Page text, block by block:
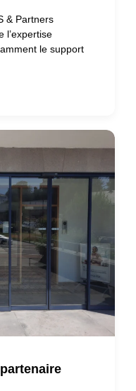
& Partners
l’expertise
le support